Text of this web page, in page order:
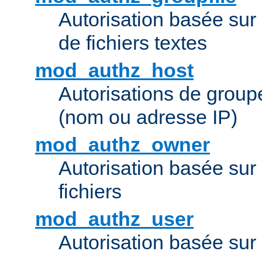
Autorisation basée
de fichiers textes
mod_authz_host
Autorisations de
(nom ou adresse IP)
mod_authz_owner
Autorisation basée
fichiers
mod_authz_user
Autorisation basée